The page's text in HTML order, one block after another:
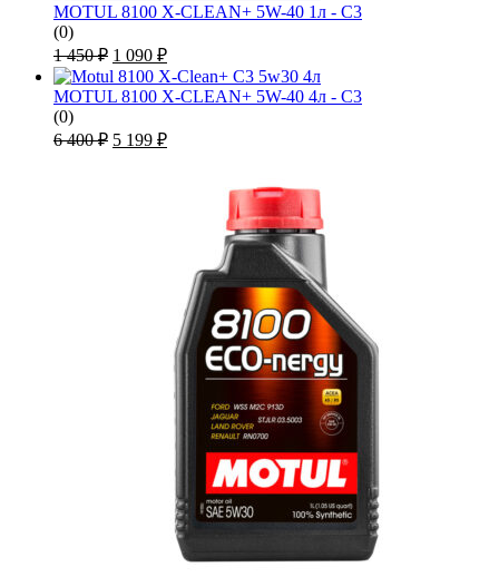
MOTUL 8100 X-CLEAN+ 5W-40 1л - C3
(0)
1 450₽ Первоначальная
цена
составляла
1
450 ₽.
1 090 ₽Текущая
цена:
1
MOTUL 8100 X-CLEAN+ 5W-40 4л - C3
(0)
6 400₽ Первоначальная
5 199 ₽Текущая